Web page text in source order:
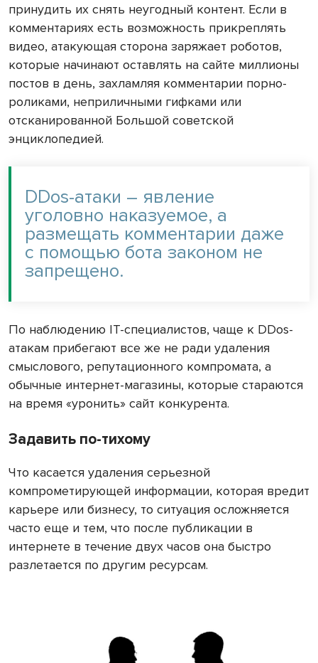
принудить их снять неугодный контент. Если в
комментариях есть возможность прикреплять
видео, атакующая сторона заряжает роботов,
которые начинают оставлять на сайте миллионы
постов в день, захламляя комментарии порно-
роликами, неприличными гифками или
отсканированной Большой советской
энциклопедией.
DDos-атаки – явление
уголовно наказуемое, а
размещать комментарии даже
с помощью бота законом не
запрещено.
По наблюдению IT-специалистов, чаще к DDos-
атакам прибегают все же не ради удаления
смыслового, репутационного компромата, а
обычные интернет-магазины, которые стараются
на время «уронить» сайт конкурента.
Задавить по-тихому
Что касается удаления серьезной
компрометирующей информации, которая вредит
карьере или бизнесу, то ситуация осложняется
часто еще и тем, что после публикации в
интернете в течение двух часов она быстро
разлетается по другим ресурсам.